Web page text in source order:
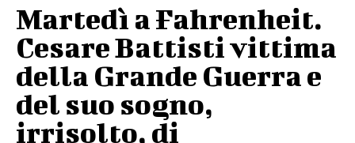
Martedì a Fahrenheit.
Cesare Battisti vittima
della Grande Guerra e
del suo sogno,
irrisolto, di